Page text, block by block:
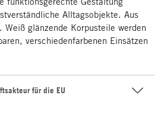
Alltagsobjekte. Aus
glänzende Korpusteile werden
verschiedenfarbenen Einsätzen
für die EU